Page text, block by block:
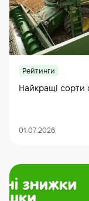
Рейтинги
Найкращі сорти
01.07.2026